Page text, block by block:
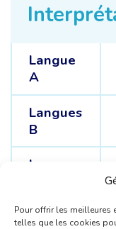
Pour offrir les meilleures
telles que les cookies
Langue
A
Langues
B
Langues